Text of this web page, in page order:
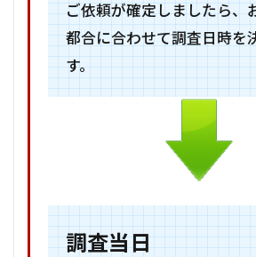
ご依頼が確定しましたら、
都合に合わせて調査日時を
す。
調査当日